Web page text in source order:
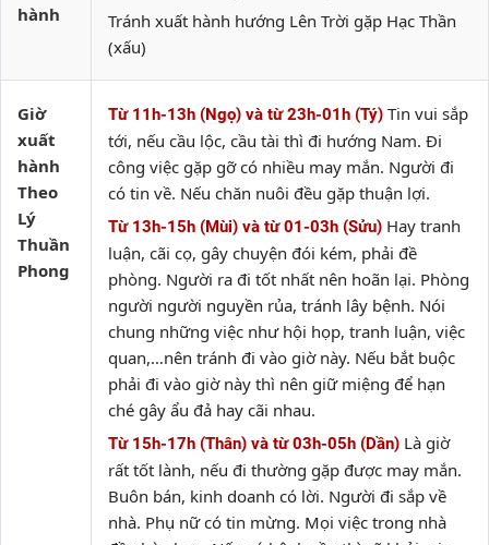
hành
Tránh xuất hành hướng Lên Trời gặp Hạc Thần
(xấu)
Giờ
xuất
hành
Theo
Lý
Thuần
Phong
Từ 11h-13h (Ngọ) và từ 23h-01h (Tý) Tin vui sắp
tới, nếu cầu lộc, cầu tài thì đi hướng Nam. Đi
công việc gặp gỡ có nhiều may mắn. Người đi
có tin về. Nếu chăn nuôi đều gặp thuận lợi.
Từ 13h-15h (Mùi) và từ 01-03h (Sửu) Hay tranh
luận, cãi cọ, gây chuyện đói kém, phải đề
phòng. Người ra đi tốt nhất nên hoãn lại. Phòng
người người nguyền rủa, tránh lây bệnh. Nói
chung những việc như hội họp, tranh luận, việc
quan,…nên tránh đi vào giờ này. Nếu bắt buộc
phải đi vào giờ này thì nên giữ miệng để hạn
ché gây ẩu đả hay cãi nhau.
Từ 15h-17h (Thân) và từ 03h-05h (Dần) Là giờ
rất tốt lành, nếu đi thường gặp được may mắn.
Buôn bán, kinh doanh có lời. Người đi sắp về
nhà. Phụ nữ có tin mừng. Mọi việc trong nhà